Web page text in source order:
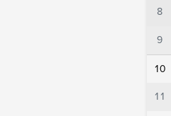
8
9
10
11